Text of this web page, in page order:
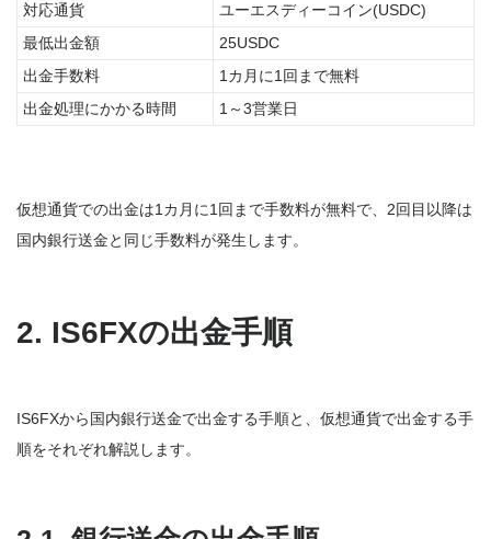
対応通貨
ユーエスディーコイン(USDC)
最低出金額
25USDC
出金手数料
1カ月に1回まで無料
出金処理にかかる時間
1～3営業日
仮想通貨での出金は1カ月に1回まで手数料が無料で、2回目以降は
国内銀行送金と同じ手数料が発生します。
2. IS6FXの出金手順
IS6FXから国内銀行送金で出金する手順と、仮想通貨で出金する手
順をそれぞれ解説します。